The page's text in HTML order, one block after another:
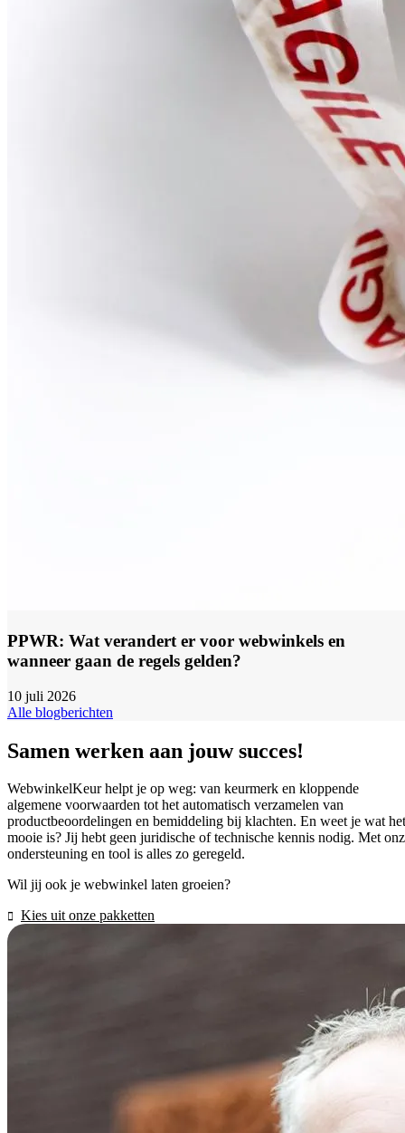
PPWR: Wat verandert er voor webwinkels en
wanneer gaan de regels gelden?
10 juli 2026
Alle blogberichten
Samen werken aan jouw succes!
WebwinkelKeur helpt je op weg: van keurmerk en kloppende
algemene voorwaarden tot het automatisch verzamelen van
productbeoordelingen en bemiddeling bij klachten. En weet je wat het
mooie is? Jij hebt geen juridische of technische kennis nodig. Met
ondersteuning en tool is alles zo geregeld.
Wil jij ook je webwinkel laten groeien?
Kies uit onze pakketten